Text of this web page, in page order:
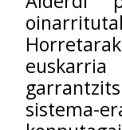
sistema-